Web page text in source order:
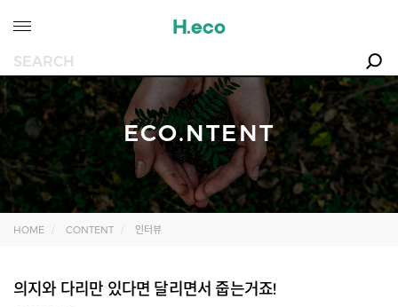
ECO.NTENT
HOME CONTENT 인터뷰
의지와 다리만 있다면 달리면서 줍는거죠!